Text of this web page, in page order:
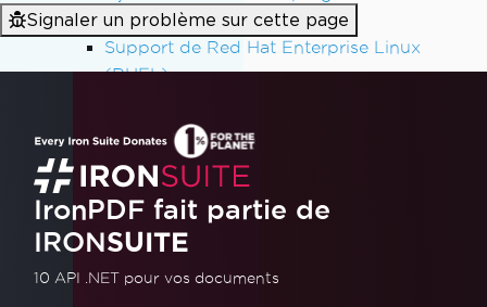
d'installation logiciel
Support de Red Hat Enterprise Linux
(RHEL)
Chrome au démarrage à froid
Correction des erreurs de connexion gRPC
dans les conteneurs Azure
Résolution des erreurs de pipeline Azure lors
du déploiement d'une fonction Azure
WEBSITE_RUN_FROM_PACKAGE
Signaler un problème sur cette page
IronPDF fait partie de
IRONSUITE
10 API .NET pour vos documents